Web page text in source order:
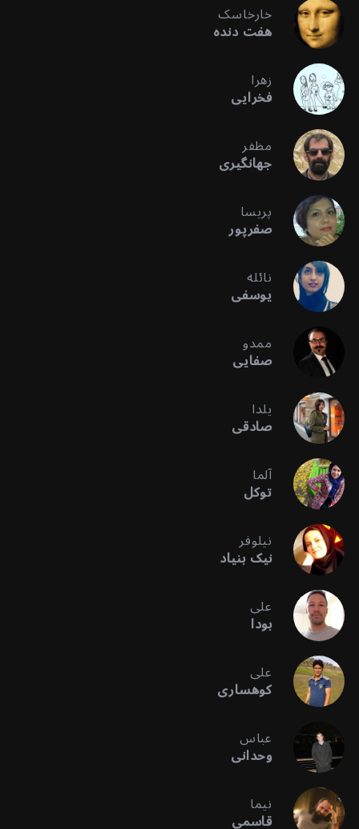
خارخاسک
هفت دنده
زهرا
فخرایی
مظفر
جهانگیری
پریسا
صفرپور
نائله
یوسفی
ممدو
صفایی
یلدا
صادقی
آلما
توکل
نیلوفر
نیک بنیاد
علی
بودا
علی
کوهساری
عباس
وحدانی
نیما
قاسمی